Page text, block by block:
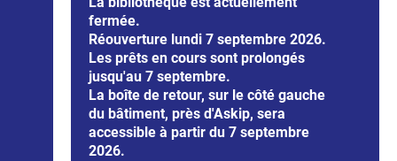
fermée.
Réouverture lundi 7 septembre 2026.
Les prêts en cours sont prolongés
jusqu'au 7 septembre.
La boîte de retour, sur le côté gauche
du bâtiment, près d'Askip, sera
accessible à partir du 7 septembre
2026.